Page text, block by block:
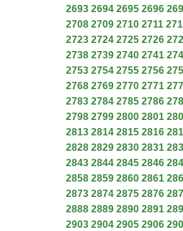
2693 2694 2695 2696
2708 2709 2710 2711
2723 2724 2725 2726
2738 2739 2740 2741
2753 2754 2755 2756
2768 2769 2770 2771
2783 2784 2785 2786
2798 2799 2800 2801
2813 2814 2815 2816
2828 2829 2830 2831
2843 2844 2845 2846
2858 2859 2860 2861
2873 2874 2875 2876
2888 2889 2890 2891
2903 2904 2905 2906